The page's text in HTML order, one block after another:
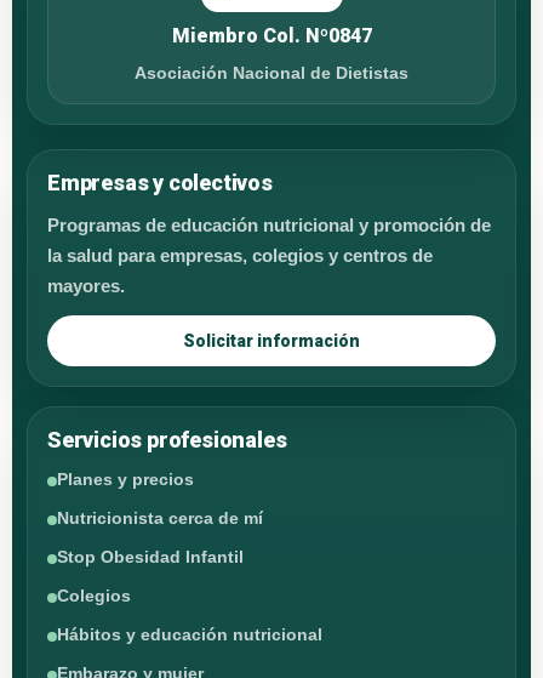
Miembro Col. Nº0847
Asociación Nacional de Dietistas
Empresas y colectivos
Programas de educación nutricional y promoción de
la salud para empresas, colegios y centros de
mayores.
Solicitar información
Servicios profesionales
Planes y precios
Nutricionista cerca de mí
Stop Obesidad Infantil
Colegios
Hábitos y educación nutricional
Embarazo y mujer